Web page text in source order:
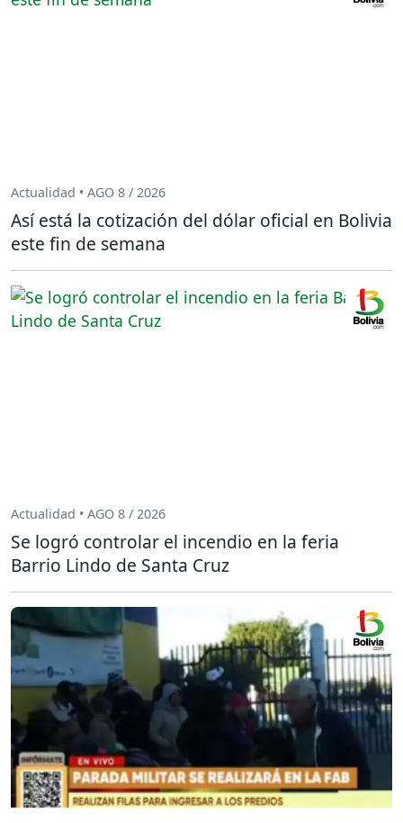
Actualidad • AGO 8 / 2026
Así está la cotización del dólar oficial en Bolivia
este fin de semana
Actualidad • AGO 8 / 2026
Se logró controlar el incendio en la feria
Barrio Lindo de Santa Cruz